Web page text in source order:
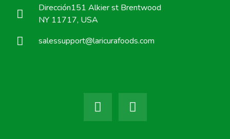
Dirección151 Alkier st Brentwood
NY 11717, USA
salessupport@laricurafoods.com